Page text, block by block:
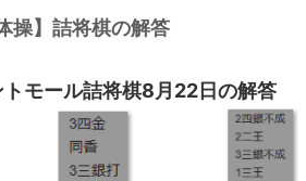
操】詰将棋の解答
モール詰将棋8月22日の解答